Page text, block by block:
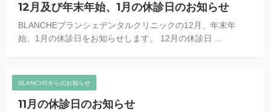
12月及び年末年始、1月の休診日のお知らせ
BLANCHEブランシェデンタルクリニックの12月、年末年
始、1月の休診日をお知らせします。 12月の休診日 …
BLANCHEからのお知らせ
11月の休診日のお知らせ